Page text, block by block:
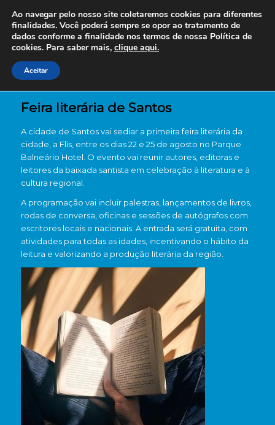
Feira literária de Santos
A cidade de Santos vai sediar a primeira feira literária da
cidade, a Flis, entre os dias 22 e 25 de agosto no Parque
Balneário Hotel. O evento vai reunir autores, editoras e
leitores da baixada santista em celebração à literatura e à
cultura regional.
A programação vai incluir palestras, lançamentos de livros,
rodas de conversa, oficinas e sessões de autógrafos com
escritores locais e nacionais. A entrada será gratuita, com
atividades para todas as idades, incentivando o hábito da
leitura e valorizando a produção literária da região.
Ao navegar pelo nosso site coletaremos cookies para diferentes
finalidades. Você poderá sempre se opor ao tratamento de
dados conforme a finalidade nos termos de nossa Política de
cookies. Para saber mais, clique aqui.
Aceitar